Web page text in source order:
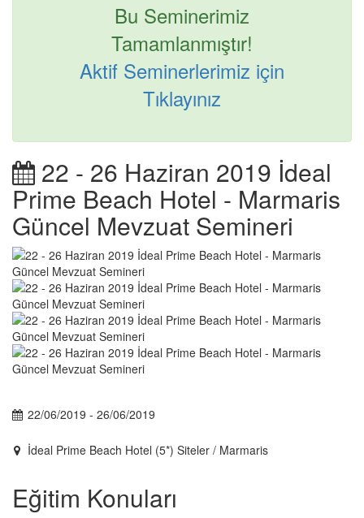
Bu Seminerimiz
Tamamlanmıştır!
Aktif Seminerlerimiz için
Tıklayınız
22 - 26 Haziran 2019 İdeal
Prime Beach Hotel - Marmaris
Güncel Mevzuat Semineri
22/06/2019 - 26/06/2019
İdeal Prime Beach Hotel (5*) Siteler / Marmaris
Eğitim Konuları